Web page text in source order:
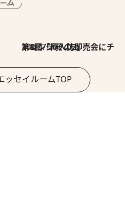
2026.7.30
第8回「同人誌即売会にチャレンジ その2」
ッセイルームTOP